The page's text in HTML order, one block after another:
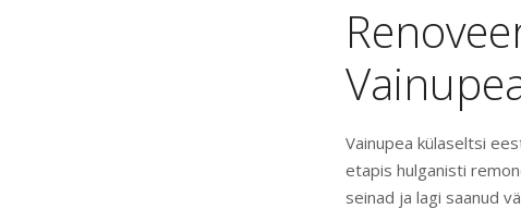
Vainupea külaseltsi
etapis hulganisti
seinad ja lagi saanud